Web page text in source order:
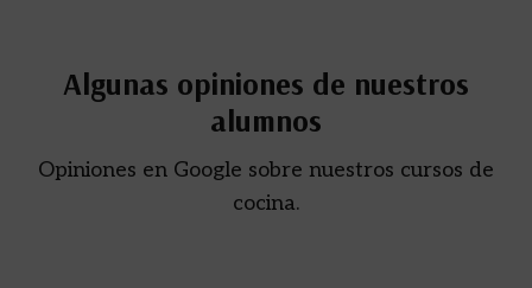
Algunas opiniones de nuestros
alumnos
Opiniones en Google sobre nuestros cursos de
cocina.